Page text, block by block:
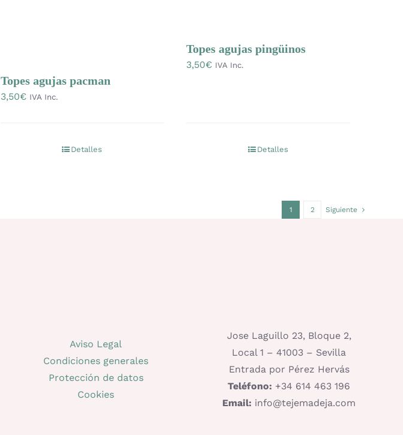
Topes agujas pacman
3,50€ IVA Inc.
Detalles
Topes agujas pingüinos
3,50€ IVA Inc.
Detalles
1 2 Siguiente
Aviso Legal
Condiciones generales
Protección de datos
Cookies
Jose Laguillo 23, Bloque 2,
Local 1 – 41003 – Sevilla
Entrada por Pérez Hervás
Teléfono: +34 614 463 196
Email: info@tejemadeja.com